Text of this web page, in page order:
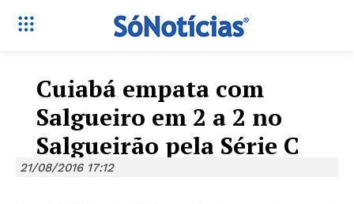
Cuiabá empata com
Salgueiro em 2 a 2 no
Salgueirão pela Série C
21/08/2016 17:12